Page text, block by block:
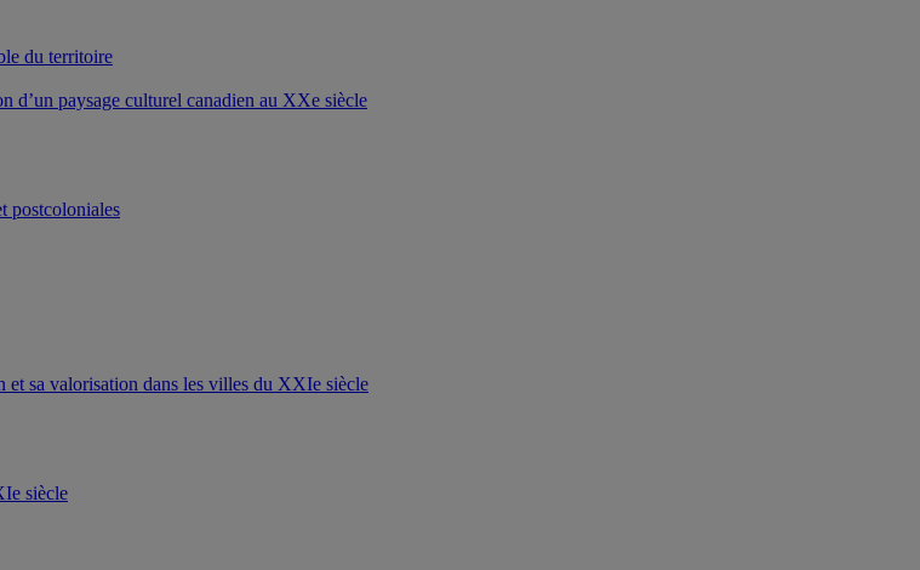
du territoire
d’un paysage culturel canadien au XXe siècle
postcoloniales
et sa valorisation dans les villes du XXIe siècle
siècle